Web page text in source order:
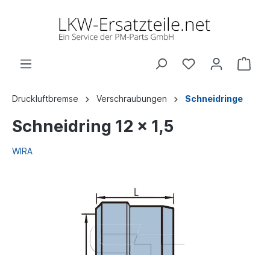
Druckluftbremse Verschraubungen Schneidringe
Schneidring 12 x 1,5
WIRA